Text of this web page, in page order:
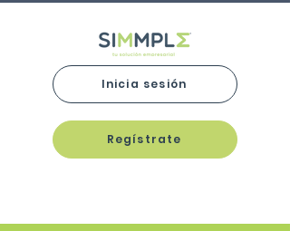
Inicia sesión
Regístrate